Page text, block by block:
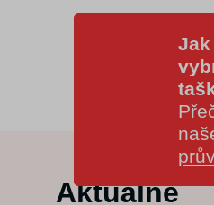
Jak
Aktuálně